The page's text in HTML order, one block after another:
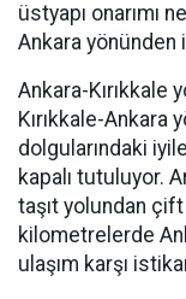
üstyapı onarımı
Ankara yönünden
Ankara-Kırıkkale
Kırıkkale-Ankara
dolgularındaki
kapalı tutuluyor.
taşıt yolundan
kilometrelerde
ulaşım karşı